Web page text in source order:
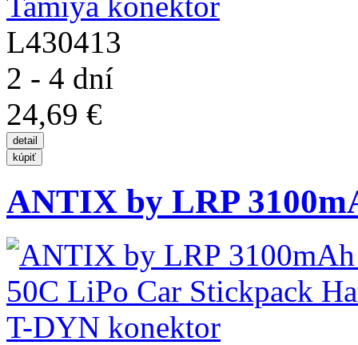
L430413
2 - 4 dní
24,69 €
ANTIX by LRP